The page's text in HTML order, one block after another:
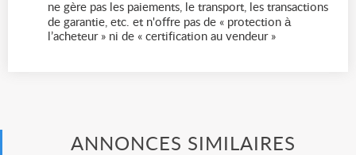
ne gère pas les paiements, le transport, les transactions
de garantie, etc. et n'offre pas de « protection à
l’acheteur » ni de « certification au vendeur »
ANNONCES SIMILAIRES